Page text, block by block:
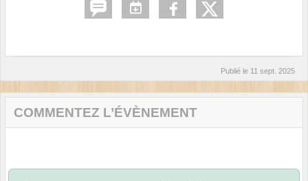
Publié le 11 sept. 2025
COMMENTEZ L’ÉVÈNEMENT